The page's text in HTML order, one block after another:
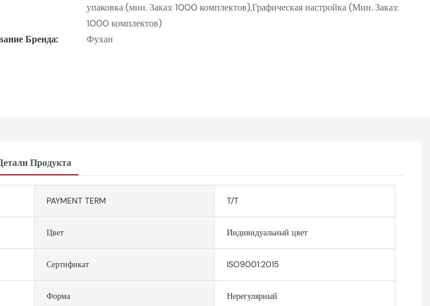
упаковка (мин. Заказ: 1000 комплектов),Графическая настройка (Мин. Заказ:
1000 комплектов)
Бренда:
Фухан
Продукта
PAYMENT TERM T/T
Цвет Индивидуальный цвет
Сертификат ISO9001:2015
Форма Нерегулярный